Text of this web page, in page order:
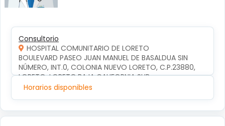
Consultorio
HOSPITAL COMUNITARIO DE LORETO
BOULEVARD PASEO JUAN MANUEL DE BASALDUA SIN
NÚMERO, INT.0, COLONIA NUEVO LORETO, C.P.23880,
LORETO, LORETO,BAJA CALIFORNIA SUR
Horarios disponibles